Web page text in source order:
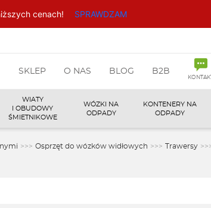
cenach! SPRAWDZAM
SKLEP O NAS BLOG B2B
KONTAKT
WIATY
I OBUDOWY
ŚMIETNIKOWE
WÓZKI NA
ODPADY
KONTENERY NA
ODPADY
>>> Osprzęt do wózków widłowych >>> Trawersy